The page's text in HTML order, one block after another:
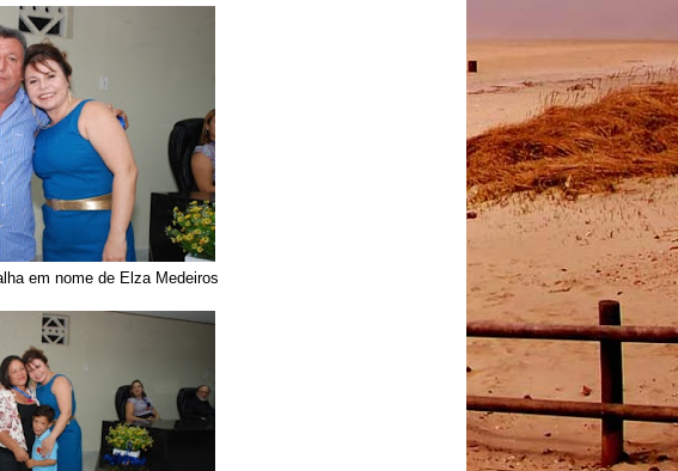
em nome de Elza Medeiros